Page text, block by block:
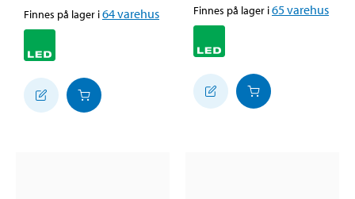
Finnes på lager i64varehus
Finnes på lager i65varehus